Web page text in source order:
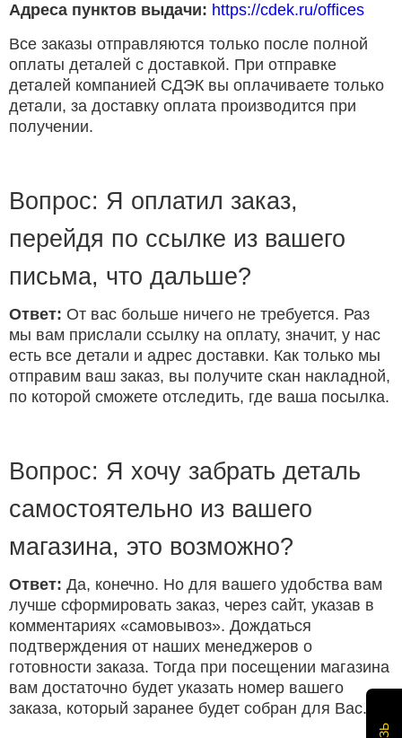
Адреса пунктов выдачи: https://cdek.ru/offices
Все заказы отправляются только после полной
оплаты деталей с доставкой. При отправке
деталей компанией СДЭК вы оплачиваете только
детали, за доставку оплата производится при
получении.
Вопрос: Я оплатил заказ,
перейдя по ссылке из вашего
письма, что дальше?
Ответ: От вас больше ничего не требуется. Раз
мы вам прислали ссылку на оплату, значит, у нас
есть все детали и адрес доставки. Как только мы
отправим ваш заказ, вы получите скан накладной,
по которой сможете отследить, где ваша посылка.
Вопрос: Я хочу забрать деталь
самостоятельно из вашего
магазина, это возможно?
Ответ: Да, конечно. Но для вашего удобства вам
лучше сформировать заказ, через сайт, указав в
комментариях «самовывоз». Дождаться
подтверждения от наших менеджеров о
готовности заказа. Тогда при посещении магазина
вам достаточно будет указать номер вашего
заказа, который заранее будет собран для Вас.